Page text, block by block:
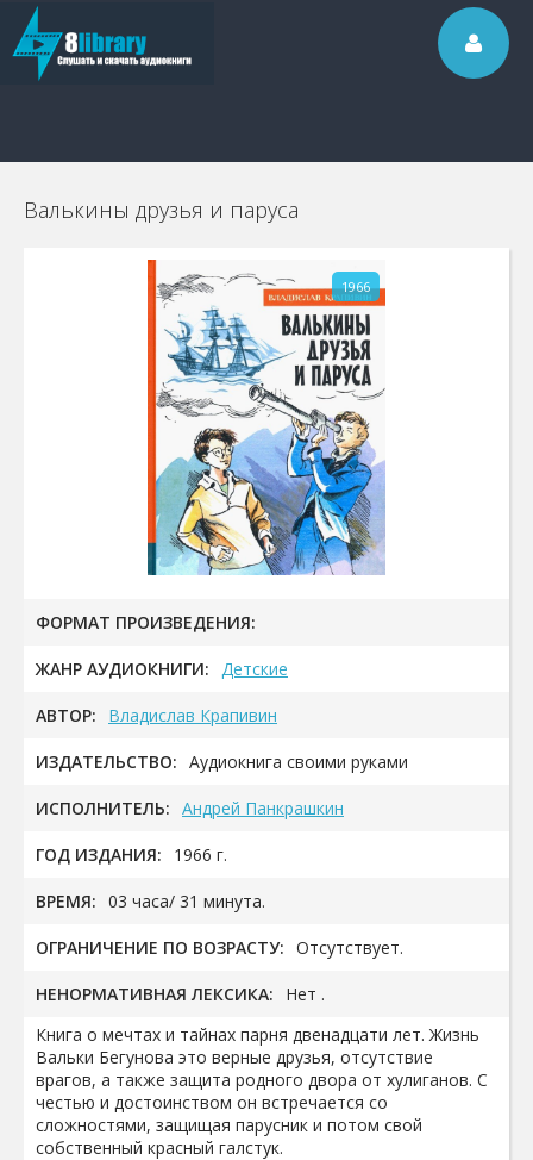
Валькины друзья и паруса
1966
ФОРМАТ ПРОИЗВЕДЕНИЯ:
ЖАНР АУДИОКНИГИ: Детские
АВТОР: Владислав Крапивин
ИЗДАТЕЛЬСТВО: Аудиокнига своими руками
ИСПОЛНИТЕЛЬ: Андрей Панкрашкин
ГОД ИЗДАНИЯ: 1966 г.
ВРЕМЯ: 03 часа/ 31 минута.
ОГРАНИЧЕНИЕ ПО ВОЗРАСТУ: Отсутствует.
НЕНОРМАТИВНАЯ ЛЕКСИКА:
Нет .
Книга о мечтах и тайнах парня двенадцати лет. Жизнь
Вальки Бегунова это верные друзья, отсутствие
врагов, а также защита родного двора от хулиганов. С
честью и достоинством он встречается со
сложностями, защищая парусник и потом свой
собственный красный галстук.